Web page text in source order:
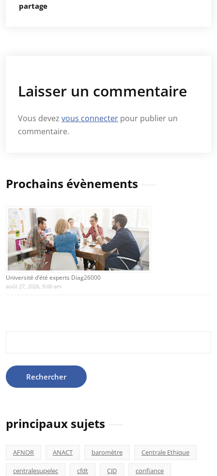
partage
Laisser un commentaire
Vous devez vous connecter pour publier un
commentaire.
Prochains évènements
Université d’été experts Diag26000
août 27, 2026, 9:00 am
principaux sujets
AFNOR ANACT baromètre Centrale Ethique
centralesupelec cfdt CJD confiance